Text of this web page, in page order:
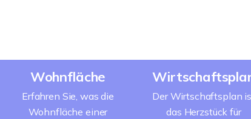
Wohnfläche
Erfahren Sie, was die
Wohnfläche einer
Der Wirtschaftsplan
das Herzstück für